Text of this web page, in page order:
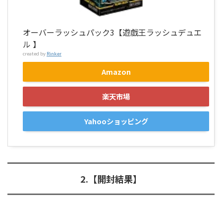
オーバーラッシュパック3【遊戯王ラッシュデュエ
ル 】
created by Rinker
Amazon
楽天市場
Yahooショッピング
2.【開封結果】